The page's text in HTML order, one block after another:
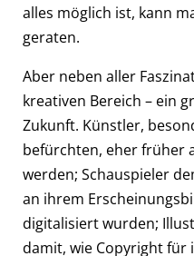
alles möglich ist, kann
geraten.
Aber neben aller
kreativen Bereich – ein
Zukunft. Künstler,
befürchten, eher früher
werden; Schauspieler
an ihrem
digitalisiert wurden;
damit, wie Copyright für